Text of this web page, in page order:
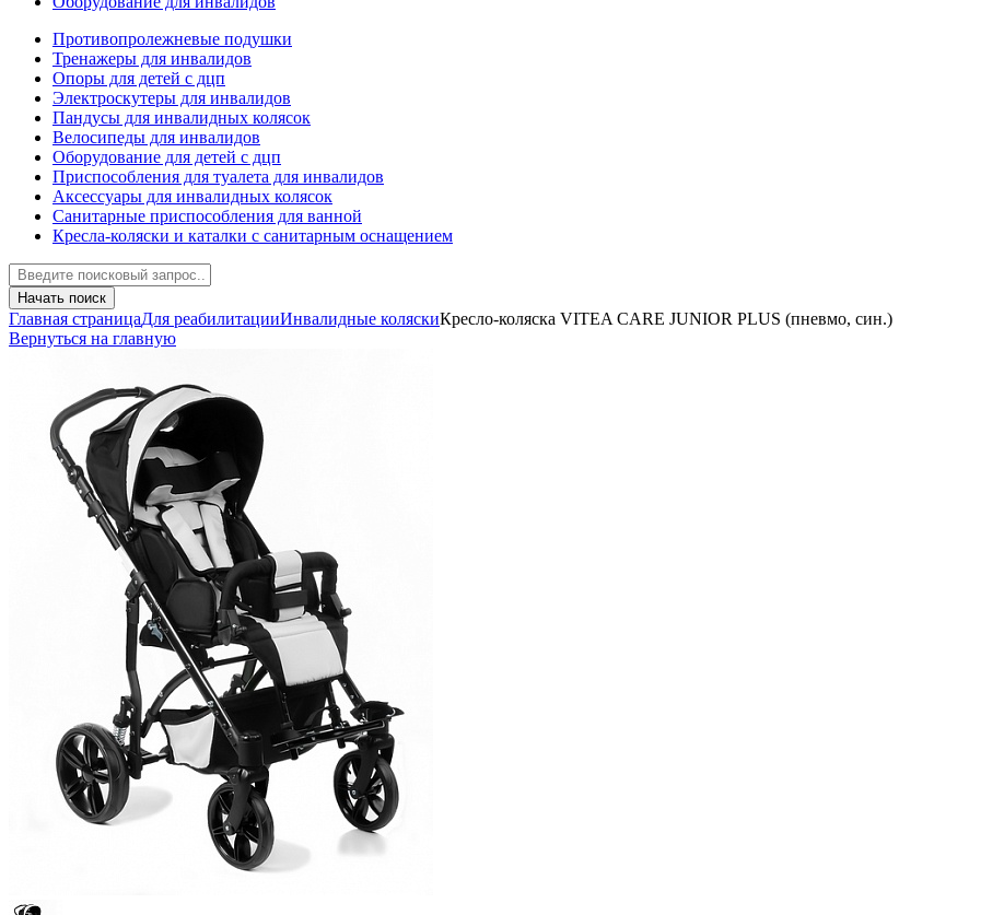
Противопролежневые подушки
Тренажеры для инвалидов
Опоры для детей с дцп
Электроскутеры для инвалидов
Пандусы для инвалидных колясок
Велосипеды для инвалидов
Оборудование для детей с дцп
Приспособления для туалета для инвалидов
Аксессуары для инвалидных колясок
Санитарные приспособления для ванной
Кресла-коляски и каталки с санитарным оснащением
Начать поиск
Главная страницаДля реабилитацииИнвалидные коляскиКресло-коляска VITEA CARE JUNIOR PLUS (пневмо, син.)
Вернуться на главную